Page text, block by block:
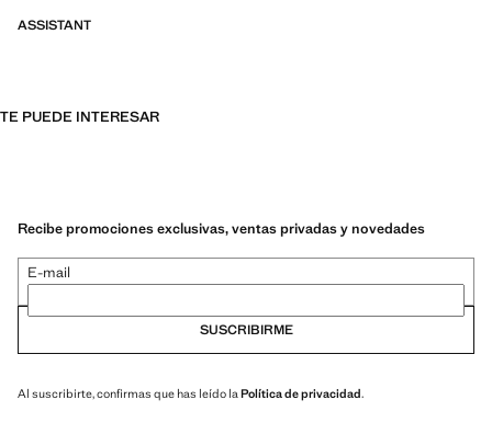
ASSISTANT
TE PUEDE INTERESAR
Recibe promociones exclusivas, ventas privadas y novedades
E-mail
SUSCRIBIRME
Al suscribirte, confirmas que has leído laPolítica de privacidad.